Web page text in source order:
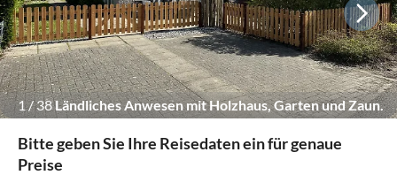
1/38Ländliches Anwesen mit Holzhaus, Garten und Zaun.
Bitte geben Sie Ihre Reisedaten ein für genaue
Preise